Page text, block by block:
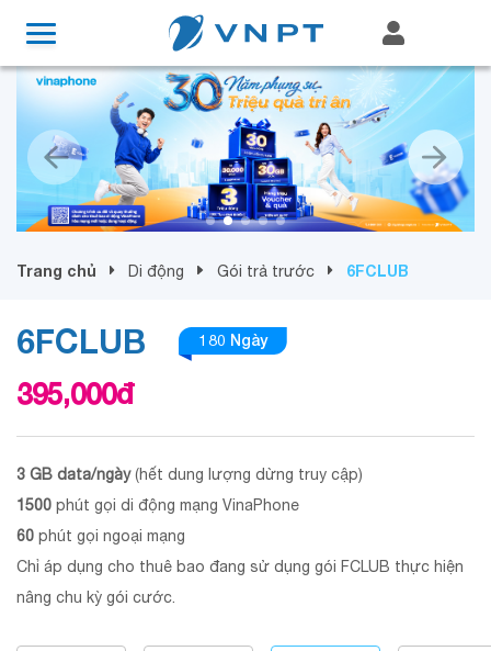
Trang chủ Di động Gói trả trước 6FCLUB
6FCLUB 180 Ngày
395,000đ
3 GB data/ngày(hết dung lượng dừng truy cập)
1500 phút gọi di động mạng VinaPhone
60 phút gọi ngoại mạng
Chỉ áp dụng cho thuê bao đang sử dụng gói FCLUB thực hiện
nâng chu kỳ gói cước.